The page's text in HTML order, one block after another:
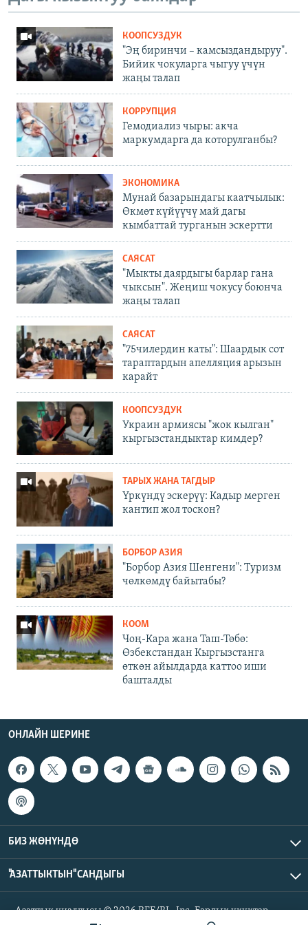
КООПСУЗДУК
"Эң биринчи – камсыздандыруу".
Бийик чокуларга чыгуу үчүн
жаңы талап
КОРРУПЦИЯ
Гемодиализ чыры: акча
маркумдарга да которулганбы?
ЭКОНОМИКА
Мунай базарындагы каатчылык:
Өкмөт күйүүчү май дагы
кымбаттай турганын эскертти
САЯСАТ
"Мыкты даярдыгы барлар гана
чыксын". Жеңиш чокусу боюнча
жаңы талап
САЯСАТ
"75чилердин каты": Шаардык сот
тараптардын апелляция арызын
карайт
КООПСУЗДУК
Украин армиясы "жок кылган"
кыргызстандыктар кимдер?
ТАРЫХ ЖАНА ТАГДЫР
Үркүндү эскерүү: Кадыр мерген
кантип жол тоскон?
БОРБОР АЗИЯ
"Борбор Азия Шенгени": Туризм
чөлкөмдү байытабы?
КООМ
Чоң-Кара жана Таш-Төбө:
Өзбекстандан Кыргызстанга
өткөн айылдарда каттоо иши
башталды
ОНЛАЙН ШЕРИНЕ
БИЗ ЖӨНҮНДӨ
"АЗАТТЫКТЫН" САНДЫГЫ
Азаттык үналгысы © 2026 RFE/RL, Inc. Бардык укуктар